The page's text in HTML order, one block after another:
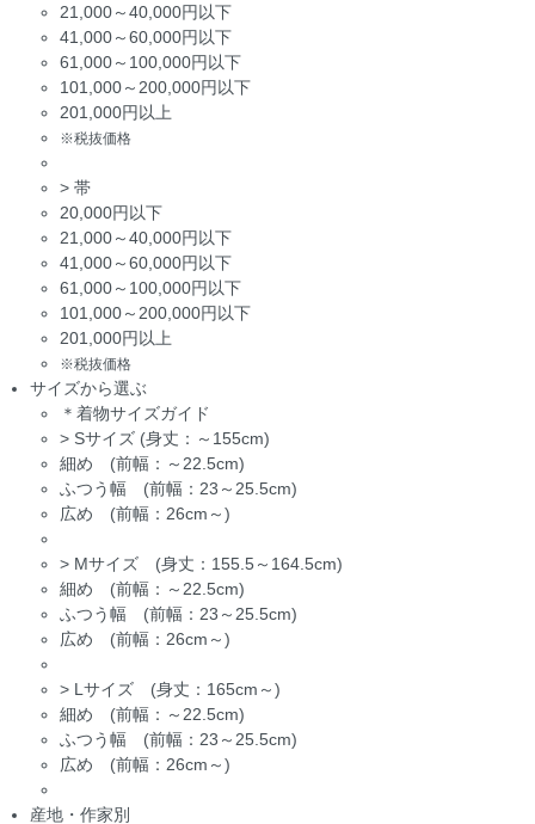
21,000～40,000円以下
41,000～60,000円以下
61,000～100,000円以下
101,000～200,000円以下
201,000円以上
※税抜価格
> 帯
20,000円以下
21,000～40,000円以下
41,000～60,000円以下
61,000～100,000円以下
101,000～200,000円以下
201,000円以上
※税抜価格
サイズから選ぶ
＊着物サイズガイド
> Sサイズ (身丈：～155cm)
細め (前幅：～22.5cm)
ふつう幅 (前幅：23～25.5cm)
広め (前幅：26cm～)
> Mサイズ (身丈：155.5～164.5cm)
細め (前幅：～22.5cm)
ふつう幅 (前幅：23～25.5cm)
広め (前幅：26cm～)
> Lサイズ (身丈：165cm～)
細め (前幅：～22.5cm)
ふつう幅 (前幅：23～25.5cm)
広め (前幅：26cm～)
産地・作家別